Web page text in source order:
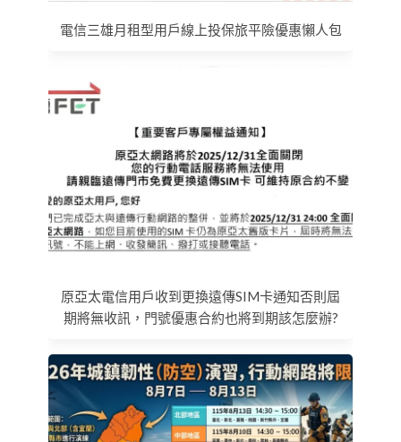
電信三雄月租型用戶線上投保旅平險優惠懶人包
原亞太電信用戶收到更換遠傳SIM卡通知否則屆
期將無收訊，門號優惠合約也將到期該怎麼辦?